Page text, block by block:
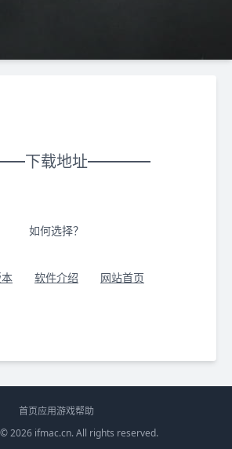
下载地址
如何选择？
软件介绍 网站首页
首页应用游戏帮助
2026 ifmac.cn. All rights reserved.